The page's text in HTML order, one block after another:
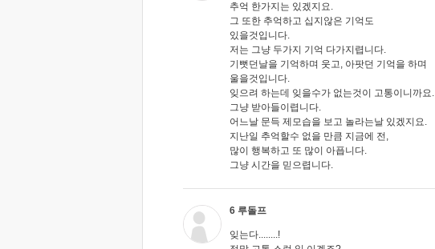
추억 한가지는 있겠지요.
그 또한 추억하고 십지않은 기억도
있을것입니다.
저는 그냥 두가지 기억 다가지렵니다.
기뻣던날을 기억하며 웃고, 아팟던 기억을 하며
울을것입니다.
잊으려 하는데 잊을수가 없는것이 고통이니까요.
그냥 받아들이렵니다.
어느날 문득 제모습을 보고 놀라는날 있겠지요.
지난일 추억할수 없을 만큼 지금에 전,
많이 행복하고 또 많이 아픕니다.
그냥 시간을 믿으렵니다.
6 루돌프
잊는다........!